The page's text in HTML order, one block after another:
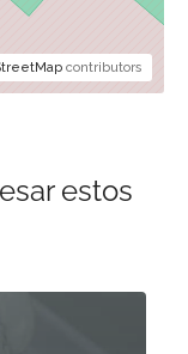
contributors
estos